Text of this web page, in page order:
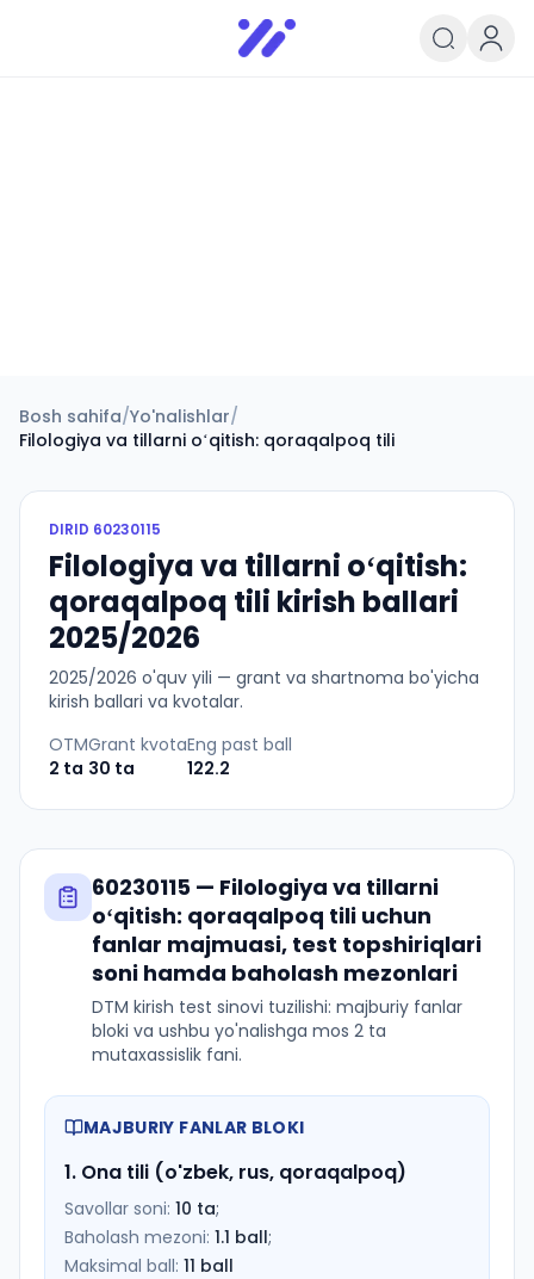
Infoedu
Ta&#039;lim xabarlari va
Bosh sahifa/Yo'nalishlar/
Filologiya va tillarni oʻqitish: qoraqalpoq tili
DIRID 60230115
Filologiya va tillarni oʻqitish:
qoraqalpoq tili kirish ballari
2025/2026
2025/2026 o'quv yili — grant va shartnoma bo'yicha
kirish ballari va kvotalar.
OTM
2 ta
Grant kvota
30 ta
Eng past ball
122.2
60230115 — Filologiya va tillarni
oʻqitish: qoraqalpoq tili uchun
fanlar majmuasi, test topshiriqlari
soni hamda baholash mezonlari
DTM kirish test sinovi tuzilishi: majburiy fanlar
bloki va ushbu yo'nalishga mos 2 ta
mutaxassislik fani.
MAJBURIY FANLAR BLOKI
1. Ona tili (o'zbek, rus, qoraqalpoq)
Savollar soni: 10 ta;
Baholash mezoni: 1.1 ball;
Maksimal ball: 11 ball